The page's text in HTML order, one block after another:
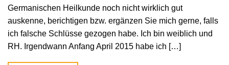
Germanischen Heilkunde noch nicht wirklich gut
auskenne, berichtigen bzw. ergänzen Sie mich gerne, falls
ich falsche Schlüsse gezogen habe. Ich bin weiblich und
RH. Irgendwann Anfang April 2015 habe ich […]